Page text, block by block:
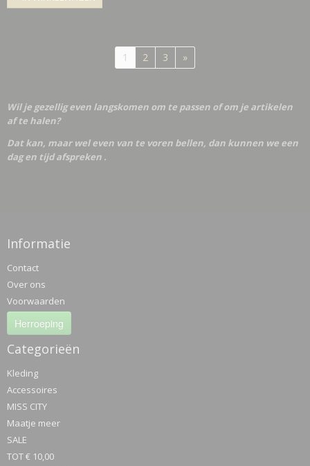
1 2 3 »
Wil je gezellig even langskomen om te passen of om je artikelen
af te halen?
Dat kan, maar wel even van te voren bellen, dan kunnen we een
dag en tijd afspreken .
Informatie
Contact
Over ons
Voorwaarden
Herroeping
Categorieën
Kleding
Accessoires
MISS CITY
Maatje meer
SALE
TOT € 10,00